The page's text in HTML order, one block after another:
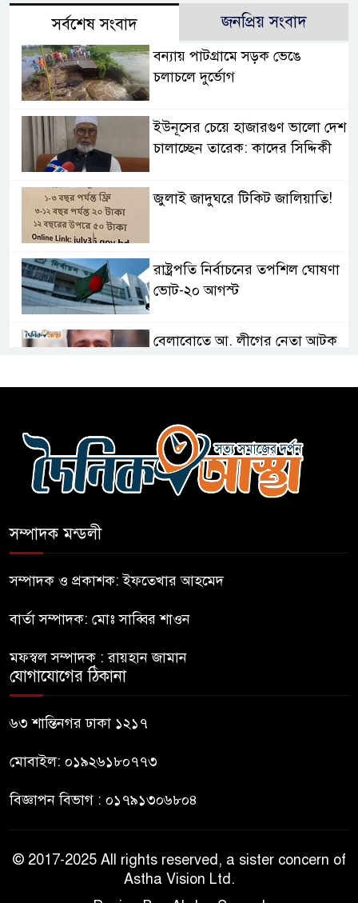
সর্বশেষ সংবাদ জনপ্রিয় সংবাদ
বন্যায় পাটগ্রামে সড়ক ভেঙে
চলাচলে দুর্ভোগ
ইউনূসের চেয়ে হাজারগুণ ভালো দেশ
চালাচ্ছেন তারেক: কাদের সিদ্দিকী
জুলাই জাদুঘরে টিকিট জালিয়াতি!
রাষ্ট্রপতি নির্বাচনের তপশিল ঘোষণা
ভোট-২০ আগস্ট
বেলাবোতে আ. লীগের নেতা আটক
ছাড়লেন ১১ দলের নেতারা
এআই বক্তব্য দিয়েছে শেখ হাসিনা
ঐক্যের পদযাত্রা আটকে দিলো
সুযোগ দেওয়ায় ঢাকার ক্ষোভ
সম্পাদক মন্ডলী
সম্পাদক ও প্রকাশক: ইফতেখার আহমেদ
বার্তা সম্পাদক: মোঃ সাব্বির শাওন
মফস্বল সম্পাদক : রায়হান জামান
যোগাযোগের ঠিকানা
৬৩ শান্তিনগর ঢাকা ১২১৭
মোবাইল: ০১৯২৬১৮০৭৭৩
বিজ্ঞাপন বিভাগ : ০১৭৯১৩০৬৮০৪
© 2017-2025 All rights reserved, a sister concern of
Astha Vision Ltd.